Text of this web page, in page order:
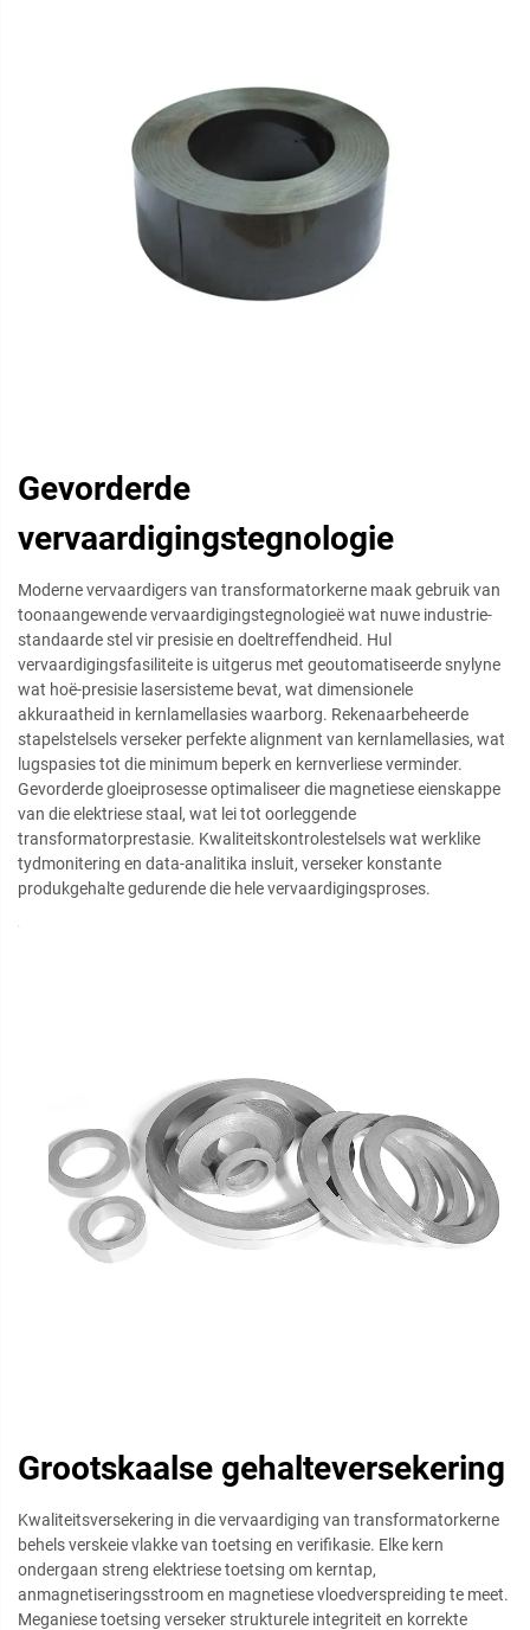
Gevorderde
vervaardigingstegnologie
Moderne vervaardigers van transformatorkerne maak gebruik van
toonaangewende vervaardigingstegnologieë wat nuwe industrie-
standaarde stel vir presisie en doeltreffendheid. Hul
vervaardigingsfasiliteite is uitgerus met geoutomatiseerde snylyne
wat hoë-presisie lasersisteme bevat, wat dimensionele
akkuraatheid in kernlamellasies waarborg. Rekenaarbeheerde
stapelstelsels verseker perfekte alignment van kernlamellasies, wat
lugspasies tot die minimum beperk en kernverliese verminder.
Gevorderde gloeiprosesse optimaliseer die magnetiese eienskappe
van die elektriese staal, wat lei tot oorleggende
transformatorprestasie. Kwaliteitskontrolestelsels wat werklike
tydmonitering en data-analitika insluit, verseker konstante
produkgehalte gedurende die hele vervaardigingsproses.
Grootskaalse gehalteversekering
Kwaliteitsversekering in die vervaardiging van transformatorkerne
behels verskeie vlakke van toetsing en verifikasie. Elke kern
ondergaan streng elektriese toetsing om kerntap,
anmagnetiseringsstroom en magnetiese vloedverspreiding te meet.
Meganiese toetsing verseker strukturele integriteit en korrekte